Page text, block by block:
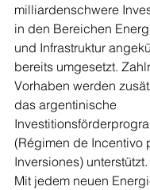
milliardenschwere
in den Bereichen
und Infrastruktur
bereits umgesetzt.
Vorhaben werden
das argentinische
(Régimen de Incentivo
Inversiones) unterstützt.
Mit jedem neuen